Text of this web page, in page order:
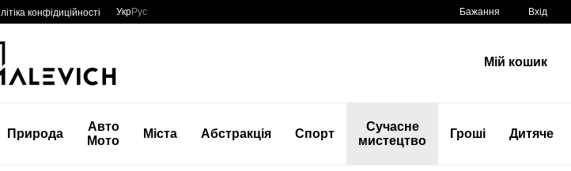
конфідиційності УкрРус Бажання Вхід
Мій кошик
Природа
Авто
Мото
Міста Абстракція Спорт
Сучасне
мистецтво
Гроші Дитяче